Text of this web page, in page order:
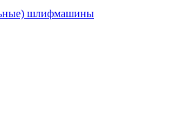
шлифмашины